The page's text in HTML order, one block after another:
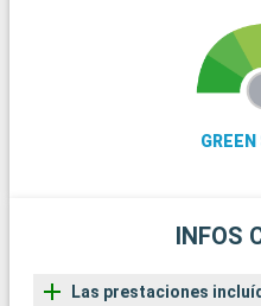
GREEN
INFOS
Las prestaciones